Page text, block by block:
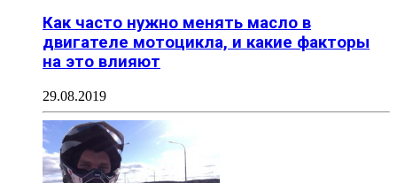
Как часто нужно менять масло в
двигателе мотоцикла, и какие факторы
на это влияют
29.08.2019